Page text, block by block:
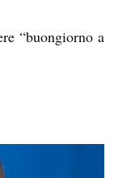
“buongiorno a